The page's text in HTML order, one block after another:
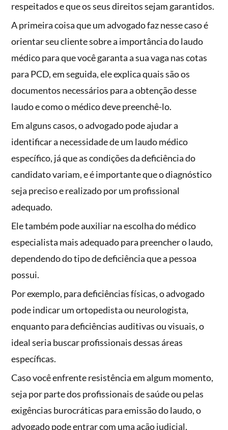
respeitados e que os seus direitos sejam garantidos.
A primeira coisa que um advogado faz nesse caso é
orientar seu cliente sobre a importância do laudo
médico para que você garanta a sua vaga nas cotas
para PCD, em seguida, ele explica quais são os
documentos necessários para a obtenção desse
laudo e como o médico deve preenchê-lo.
Em alguns casos, o advogado pode ajudar a
identificar a necessidade de um laudo médico
específico, já que as condições da deficiência do
candidato variam, e é importante que o diagnóstico
seja preciso e realizado por um profissional
adequado.
Ele também pode auxiliar na escolha do médico
especialista mais adequado para preencher o laudo,
dependendo do tipo de deficiência que a pessoa
possui.
Por exemplo, para deficiências físicas, o advogado
pode indicar um ortopedista ou neurologista,
enquanto para deficiências auditivas ou visuais, o
ideal seria buscar profissionais dessas áreas
específicas.
Caso você enfrente resistência em algum momento,
seja por parte dos profissionais de saúde ou pelas
exigências burocráticas para emissão do laudo, o
advogado pode entrar com uma ação judicial,